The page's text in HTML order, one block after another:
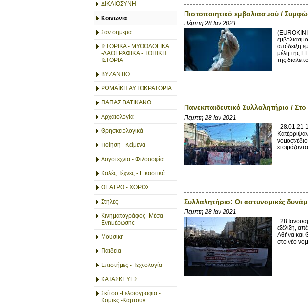
ΔΙΚΑΙΟΣΥΝΗ
Κοινωνία
Σαν σημερα...
ΙΣΤΟΡΙΚΑ - ΜΥΘΟΛΟΓΙΚΑ
-ΛΑΟΓΡΑΦΙΚΑ - ΤΟΠΙΚΗ
ΙΣΤΟΡΙΑ
ΒΥΖΑΝΤΙΟ
ΡΩΜΑΪΚΗ ΑΥΤΟΚΡΑΤΟΡΙΑ
ΠΑΠΑΣ ΒΑΤΙΚΑΝΟ
Αρχαιολογία
Θρησκειολογικά
Ποίηση - Κείμενα
Λογοτεχνια - Φιλοσοφία
Καλές Τέχνες - Εικαστικά
ΘΕΑΤΡΟ - ΧΟΡΟΣ
Στήλες
Κινηματογράφος -Μέσα
Ενημέρωσης
Μουσικη
Παιδεία
Επιστήμες - Τεχνολογία
ΚΑΤΑΣΚΕΥΕΣ
Σκίτσο -Γελοιογραφια -
Κομικς -Καρτουν
Πιστοποιητικό εμβολιασμού /
Πέμπτη 28 Ιαν 2021
απόδειξη
μέλη της
της
Πανεκπαιδευτικό Συλλαλητήριο /
Πέμπτη 28 Ιαν 2021
28.01.21
Συλλαλητήριο: Oι αστυνομικές
Πέμπτη 28 Ιαν 2021
28
εξέλιξη,
Αθήνα και
στο νέο